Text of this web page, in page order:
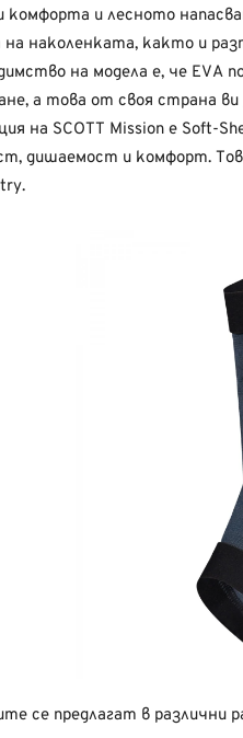
комфорта и лесното
наколенката, както и
на модела е, че
а това от своя страна
на SCOTT Mission е Soft-
дишаемост и комфорт.
се предлагат в различни